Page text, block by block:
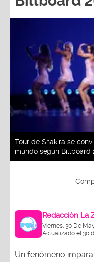
Tour de Shakira se
mundo según Billboard
Redacción La
Viernes, 30 De
Actualizado el 30
Un fenómeno